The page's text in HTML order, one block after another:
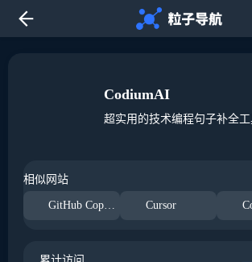
CodiumAI
超实用的技术编程句子补全
相似网站
GitHub Copilot Cursor